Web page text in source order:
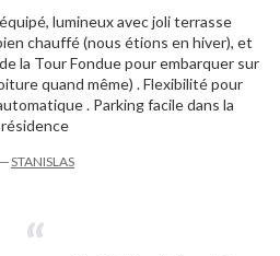
lumineux avec joli terrasse
chauffé (nous étions en hiver), et
la Tour Fondue pour embarquer sur
quand même) . Flexibilité pour
. Parking facile dans la
résidence
STANISLAS